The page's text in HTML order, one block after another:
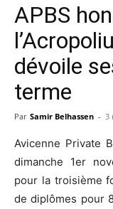
APBS
dévoile
terme
Par Samir Belhassen - 3
Avicenne Private
dimanche 1er
pour la troisième
de diplômes pour